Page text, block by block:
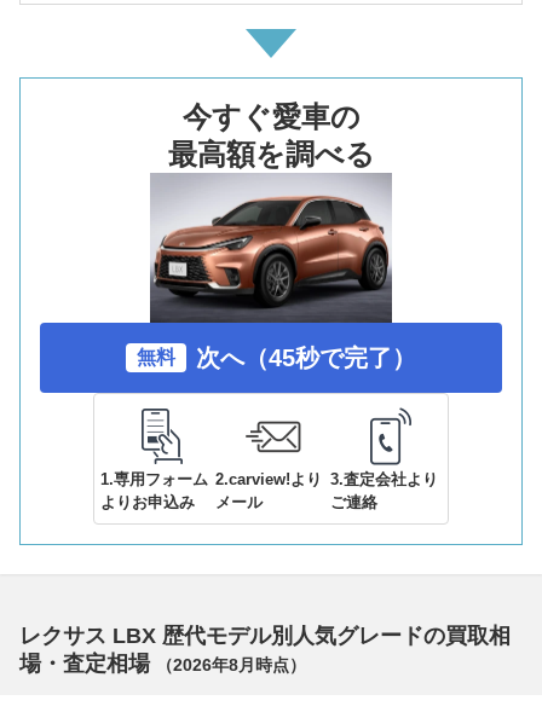
今すぐ愛車の
最高額を調べる
無料 次へ（45秒で完了）
1.専用フォーム
よりお申込み
2.carview!より
メール
3.査定会社より
ご連絡
レクサス LBX 歴代モデル別人気グレードの買取相
場・査定相場
（2026年8月 時点）